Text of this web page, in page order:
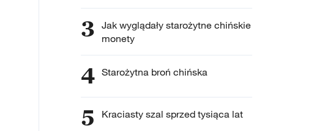
3 Jak wyglądały starożytne chińskie
monety
4 Starożytna broń chińska
5 Kraciasty szal sprzed tysiąca lat